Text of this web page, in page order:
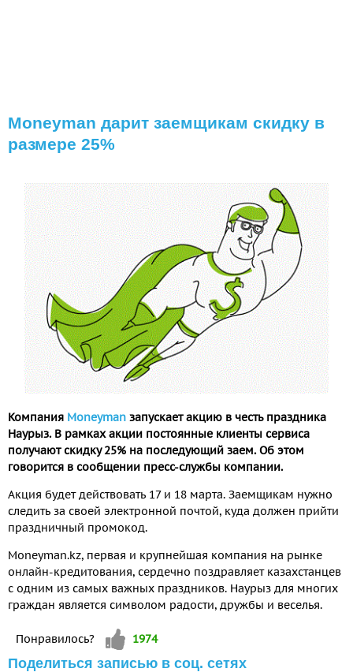
Moneyman дарит заемщикам скидку в
размере 25%
Компания Moneyman запускает акцию в честь праздника
Наурыз. В рамках акции постоянные клиенты сервиса
получают скидку 25% на последующий заем. Об этом
говорится в сообщении пресс-службы компании.
Акция будет действовать 17 и 18 марта. Заемщикам нужно
следить за своей электронной почтой, куда должен прийти
праздничный промокод.
Moneyman.kz, первая и крупнейшая компания на рынке
онлайн-кредитования, сердечно поздравляет казахстанцев
с одним из самых важных праздников. Наурыз для многих
граждан является символом радости, дружбы и веселья.
Понравилось? Vote up!
1974
Поделиться записью в соц. сетях